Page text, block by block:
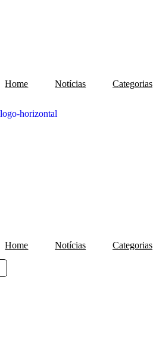
Home Notícias Categorias
Home Notícias Categorias